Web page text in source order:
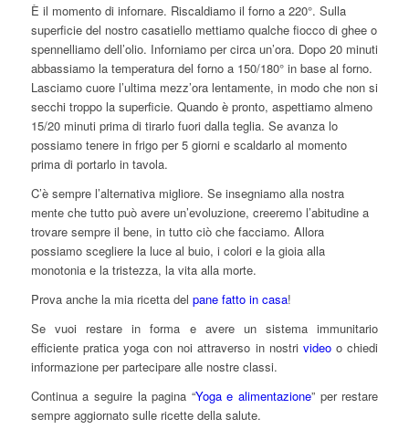
È il momento di infornare. Riscaldiamo il forno a 220°. Sulla
superficie del nostro casatiello mettiamo qualche fiocco di ghee o
spennelliamo dell’olio. Inforniamo per circa un’ora. Dopo 20 minuti
abbassiamo la temperatura del forno a 150/180° in base al forno.
Lasciamo cuore l’ultima mezz’ora lentamente, in modo che non si
secchi troppo la superficie. Quando è pronto, aspettiamo almeno
15/20 minuti prima di tirarlo fuori dalla teglia. Se avanza lo
possiamo tenere in frigo per 5 giorni e scaldarlo al momento
prima di portarlo in tavola.
C’è sempre l’alternativa migliore. Se insegniamo alla nostra
mente che tutto può avere un’evoluzione, creeremo l’abitudine a
trovare sempre il bene, in tutto ciò che facciamo. Allora
possiamo scegliere la luce al buio, i colori e la gioia alla
monotonia e la tristezza, la vita alla morte.
Prova anche la mia ricetta del pane fatto in casa!
Se vuoi restare in forma e avere un sistema immunitario
efficiente pratica yoga con noi attraverso in nostrivideo o chiedi
informazione per partecipare alle nostre classi.
Continua a seguire la pagina “Yoga e alimentazione” per restare
sempre aggiornato sulle ricette della salute.